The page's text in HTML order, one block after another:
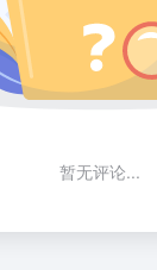
暂无评论...